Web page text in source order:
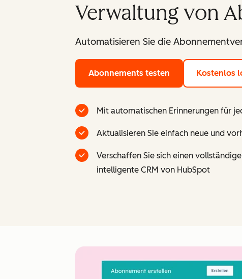
Verwaltung von
Automatisieren Sie die
Abonnements testen Kostenlos
Mit automatischen Erinnerungen für
Aktualisieren Sie einfach neue und
Verschaffen Sie sich einen
intelligente CRM von HubSpot